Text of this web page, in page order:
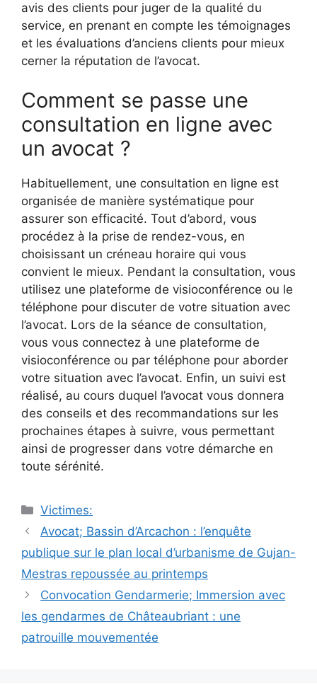
avis des clients pour juger de la qualité du
service, en prenant en compte les témoignages
et les évaluations d’anciens clients pour mieux
cerner la réputation de l’avocat.
Comment se passe une
consultation en ligne avec
un avocat ?
Habituellement, une consultation en ligne est
organisée de manière systématique pour
assurer son efficacité. Tout d’abord, vous
procédez à la prise de rendez-vous, en
choisissant un créneau horaire qui vous
convient le mieux. Pendant la consultation, vous
utilisez une plateforme de visioconférence ou le
téléphone pour discuter de votre situation avec
l’avocat. Lors de la séance de consultation,
vous vous connectez à une plateforme de
visioconférence ou par téléphone pour aborder
votre situation avec l’avocat. Enfin, un suivi est
réalisé, au cours duquel l’avocat vous donnera
des conseils et des recommandations sur les
prochaines étapes à suivre, vous permettant
ainsi de progresser dans votre démarche en
toute sérénité.
Catégories
Victimes:
Navigation
des
articles
Avocat; Bassin d’Arcachon : l’enquête
publique sur le plan local d’urbanisme de Gujan-
Mestras repoussée au printemps
Convocation Gendarmerie; Immersion avec
les gendarmes de Châteaubriant : une
patrouille mouvementée